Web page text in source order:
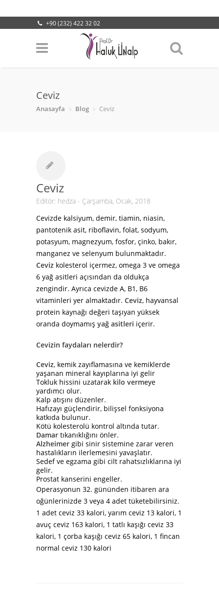
+90 (232) 422 32 02
info@halukunalp.com
Ceviz
Anasayfa Blog Ceviz
Ceviz
Editör: hedza - Çarşamba, Ocak, 2018
Cevizde kalsiyum, demir, tiamin, niasin,
pantotenik asit, riboflavin, folat, sodyum,
potasyum, magnezyum, fosfor, çinko, bakır,
manganez ve selenyum bulunmaktadır.
Ceviz kolesterol içermez, omega 3 ve omega
6 yağ asitleri açısından da oldukça
zengindir. Ayrıca cevizde A, B1, B6
vitaminleri yer almaktadır. Ceviz, hayvansal
protein kaynağı değeri taşıyan yüksek
oranda doymamış yağ asitleri içerir.
Cevizin faydaları nelerdir?
Ceviz, kemik zayıflamasına ve kemiklerde
yaşanan mineral kayıplarına iyi gelir
Tokluk hissini uzatarak kilo vermeye
yardımcı olur.
Kalp atışını düzenler.
Hafızayı güçlendirir, bilişsel fonksiyona
katkıda bulunur.
Kötü kolesterolü kontrol altında tutar.
Damar tıkanıklığını önler.
Alzheimer gibi sinir sistemine zarar veren
hastalıkların ilerlemesini yavaşlatır.
Sedef ve egzama gibi cilt rahatsızlıklarına iyi
gelir.
Prostat kanserini engeller.
Operasyonun 32. gününden itibaren ara
oğünlerinizde 3 veya 4 adet tüketebilirsiniz.
1 adet ceviz 33 kalori, yarım ceviz 13 kalori, 1
avuç ceviz 163 kalori, 1 tatlı kaşığı ceviz 33
kalori, 1 çorba kaşığı ceviz 65 kalori, 1 fincan
normal ceviz 130 kalori